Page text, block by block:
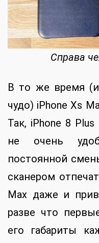
Справа
В то же время
чудо) iPhone Xs
Так, iPhone 8
не очень
постоянной
сканером
Max даже и
разве что
его габариты